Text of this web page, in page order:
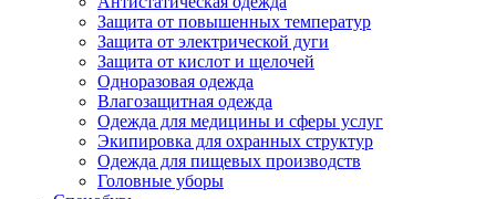
Защита от повышенных температур
Защита от электрической дуги
Защита от кислот и щелочей
Одноразовая одежда
Влагозащитная одежда
Одежда для медицины и сферы услуг
Экипировка для охранных структур
Одежда для пищевых производств
Головные уборы